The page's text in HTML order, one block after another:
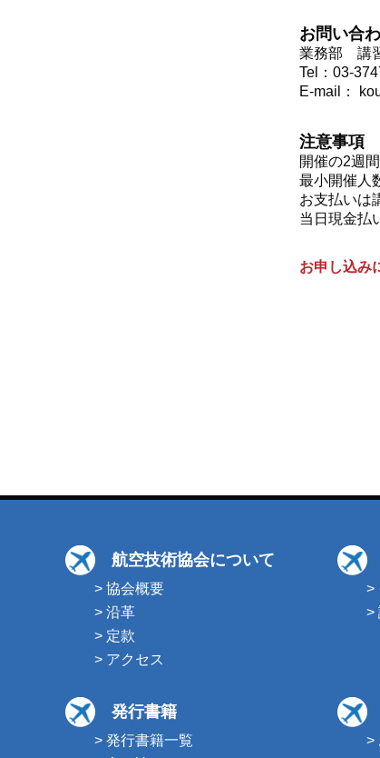
お問い合
業務部 講
Tel：03-
E-mail：
注意事項
開催の2週
最小開催人
お支払いは
当日現金払
お申し込み
航空技術協会について
> 協会概要
> 沿革
> 定款
> アクセス
>
>
発行書籍
> 発行書籍一覧
>